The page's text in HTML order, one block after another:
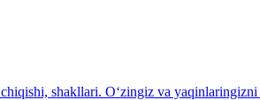
shakllari. O‘zingiz va